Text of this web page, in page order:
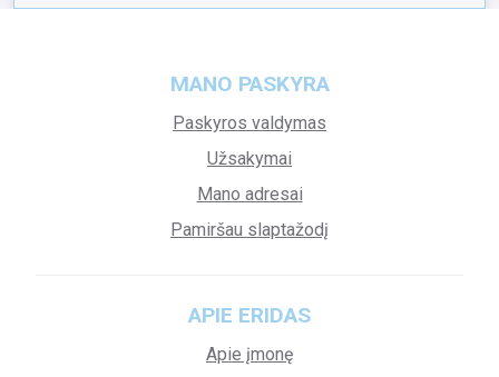
MANO PASKYRA
Paskyros valdymas
Užsakymai
Mano adresai
Pamiršau slaptažodį
APIE ERIDAS
Apie įmonę